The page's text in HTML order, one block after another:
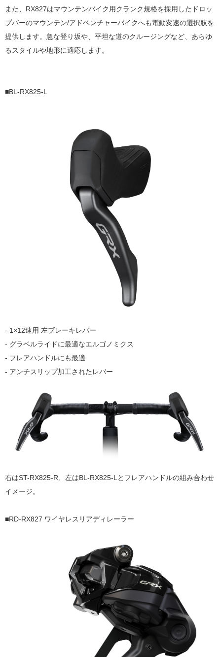
また、RX827はマウンテンバイク用クランク規格を採用したドロッ
プバーのマウンテン/アドベンチャーバイクへも電動変速の選択肢を
提供します。急な登り坂や、平坦な道のクルージングなど、あらゆ
るスタイルや地形に適応します。
■BL-RX825-L
- 1×12速用 左ブレーキレバー
- グラベルライドに最適なエルゴノミクス
- フレアハンドルにも最適
- アンチスリップ加工されたレバー
右はST-RX825-R、左はBL-RX825-Lとフレアハンドルの組み合わせ
イメージ。
■RD-RX827 ワイヤレスリアディレーラー